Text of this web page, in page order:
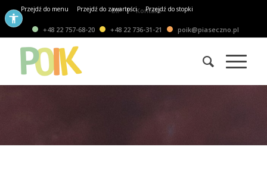
Przejdź do menu Przejdź do zawartości Przejdź do stopki
BIP Kontakt
+48 22 757-68-20 +48 22 736-31-21 poik@piaseczno.pl